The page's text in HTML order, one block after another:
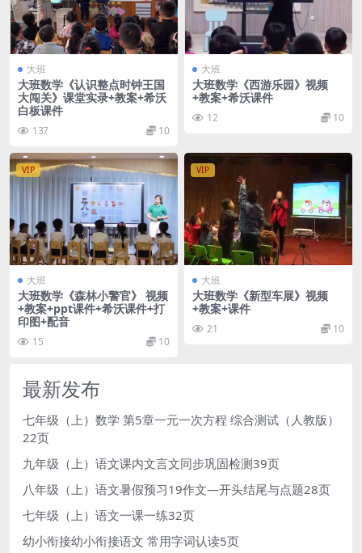
大班
大班数学《认识整点时钟王国
大闯关》课堂实录+教案+希沃
白板课件
137 10
大班
大班数学《西游乐园》视频
+教案+希沃课件
12 10
VIP
大班
大班数学《森林小警官》 视频
+教案+ppt课件+希沃课件+打
印图+配音
15 10
VIP
大班
大班数学《新型车展》视频
+教案+课件
21 10
最新发布
七年级（上）数学 第5章一元一次方程 综合测试（人教版）
22页
九年级（上）语文课内文言文同步巩固检测39页
八年级（上）语文暑假预习19作文—开头结尾与点题28页
七年级（上）语文一课一练32页
幼小衔接幼小衔接语文 常用字词认读5页